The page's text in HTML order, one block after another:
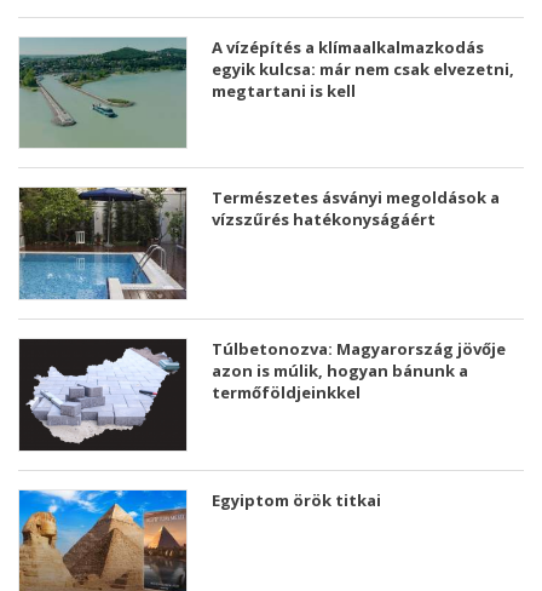
A vízépítés a klímaalkalmazkodás
egyik kulcsa: már nem csak elvezetni,
megtartani is kell
Természetes ásványi megoldások a
vízszűrés hatékonyságáért
Túlbetonozva: Magyarország jövője
azon is múlik, hogyan bánunk a
termőföldjeinkkel
Egyiptom örök titkai